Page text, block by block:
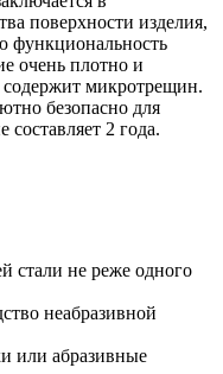
поверхности изделия,
функциональность
очень плотно и
содержит микротрещин.
безопасно для
2 года.
стали не реже одного
неабразивной
или абразивные